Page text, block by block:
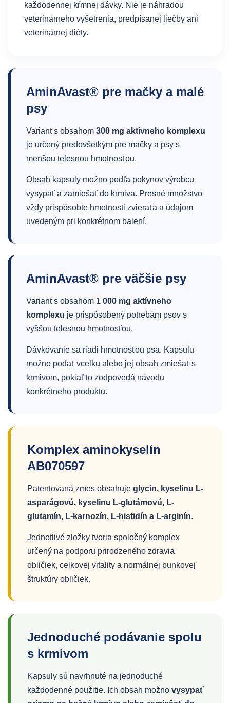
každodennej kŕmnej dávky. Nie je náhradou
veterinárneho vyšetrenia, predpísanej liečby ani
veterinárnej diéty.
AminAvast® pre mačky a malé
psy
Variant s obsahom 300 mg aktívneho komplexu
je určený predovšetkým pre mačky a psy s
menšou telesnou hmotnosťou.
Obsah kapsuly možno podľa pokynov výrobcu
vysypať a zamiešať do krmiva. Presné množstvo
vždy prispôsobte hmotnosti zvieraťa a údajom
uvedeným pri konkrétnom balení.
AminAvast® pre väčšie psy
Variant s obsahom 1 000 mg aktívneho
komplexu je prispôsobený potrebám psov s
vyššou telesnou hmotnosťou.
Dávkovanie sa riadi hmotnosťou psa. Kapsulu
možno podať vcelku alebo jej obsah zmiešať s
krmivom, pokiaľ to zodpovedá návodu
konkrétneho produktu.
Komplex aminokyselín
AB070597
Patentovaná zmes obsahuje glycín, kyselinu L-
asparágovú, kyselinu L-glutámovú, L-
glutamín, L-karnozín, L-histidín a L-arginín.
Jednotlivé zložky tvoria spoločný komplex
určený na podporu prirodzeného zdravia
obličiek, celkovej vitality a normálnej bunkovej
štruktúry obličiek.
Jednoduché podávanie spolu
s krmivom
Kapsuly sú navrhnuté na jednoduché
každodenné použitie. Ich obsah možno vysypať